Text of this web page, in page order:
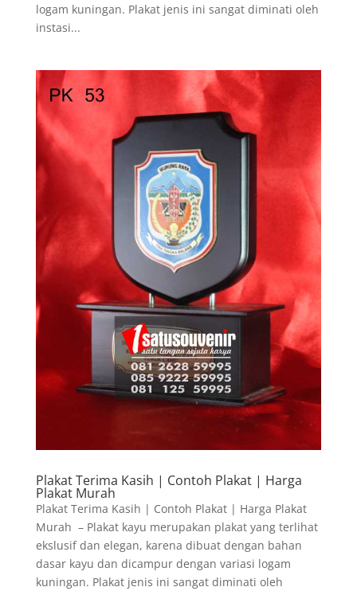
logam kuningan. Plakat jenis ini sangat diminati oleh
instasi...
Plakat Terima Kasih | Contoh Plakat | Harga
Plakat Murah
Plakat Terima Kasih | Contoh Plakat | Harga Plakat
Murah – Plakat kayu merupakan plakat yang terlihat
ekslusif dan elegan, karena dibuat dengan bahan
dasar kayu dan dicampur dengan variasi logam
kuningan. Plakat jenis ini sangat diminati oleh